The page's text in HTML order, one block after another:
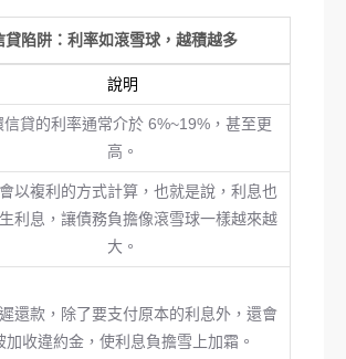
貸陷阱：利率如滾雪球，越積越多
說明
信貸的利率通常介於 6%~19%，甚至更
高。
以複利的方式計算，也就是說，利息也
利息，讓債務負擔像滾雪球一樣越來越
大。
還款，除了要支付原本的利息外，還會
加收違約金，使利息負擔雪上加霜。